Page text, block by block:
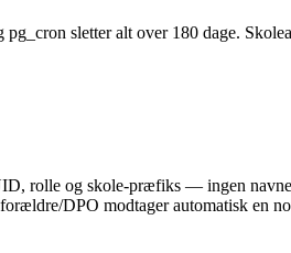
sletter alt over 180 dage.
rolle og skole-præfiks — ingen
DPO modtager automatisk en